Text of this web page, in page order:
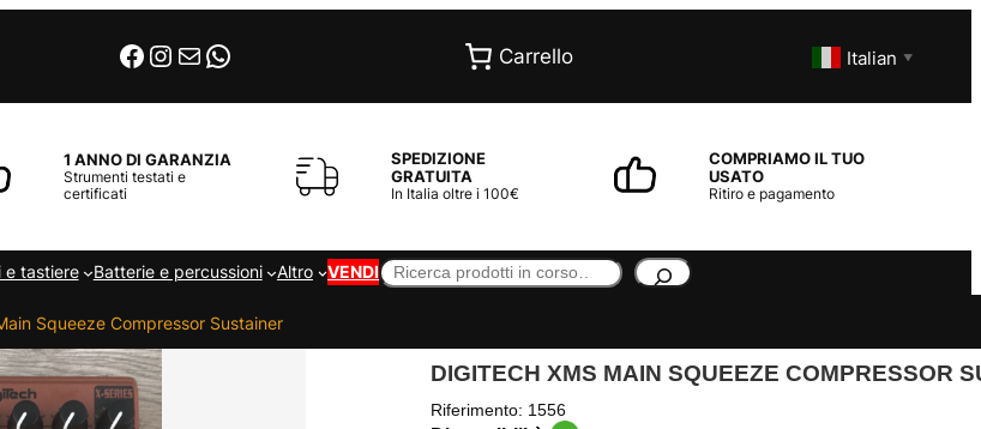
Facebook
Instagram
EmailWhatsApp Carrello Italian ▼
1 ANNO DI GARANZIA
Strumenti testati e
certificati
SPEDIZIONE
GRATUITA
In Italia oltre i 100€
COMPRIAMO IL TUO
USATO
Ritiro e pagamento
e tastiere Batterie e percussioni Altro VENDICerca
Squeeze Compressor Sustainer
DIGITECH XMS MAIN SQUEEZE COMPRESSOR
Riferimento: 1556